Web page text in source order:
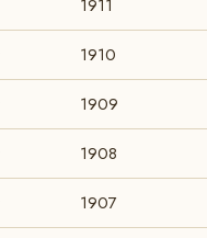
1911
1910
1909
1908
1907